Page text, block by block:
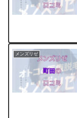
メンズリゼ